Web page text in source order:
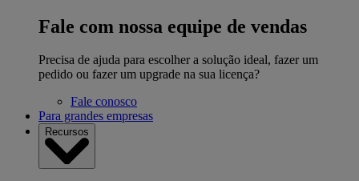
Fale com nossa equipe de vendas
Precisa de ajuda para escolher a solução ideal, fazer um
pedido ou fazer um upgrade na sua licença?
Fale conosco
Para grandes empresas
Recursos